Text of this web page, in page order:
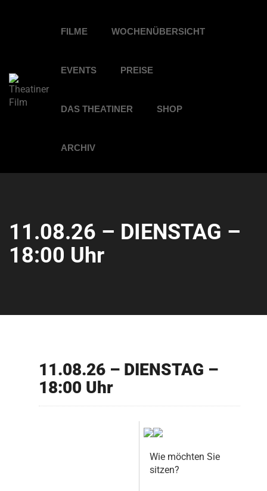
FILME WOCHENÜBERSICHT
EVENTS PREISE
DAS THEATINER SHOP
ARCHIV
11.08.26 – DIENSTAG –
18:00 Uhr
11.08.26 – DIENSTAG –
18:00 Uhr
Wie möchten Sie
sitzen?